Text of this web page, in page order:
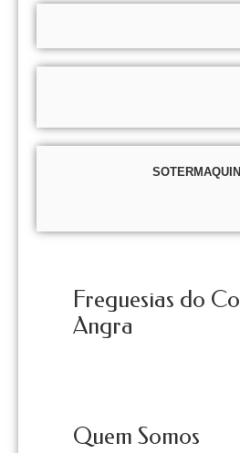
Freguesias do
Angra
Quem Somos